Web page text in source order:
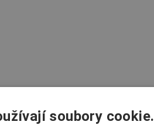
soubory cookie.